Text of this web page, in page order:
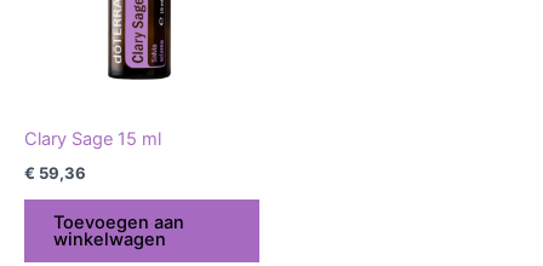
Clary Sage 15 ml
€ 59,36
Toevoegen aan
winkelwagen